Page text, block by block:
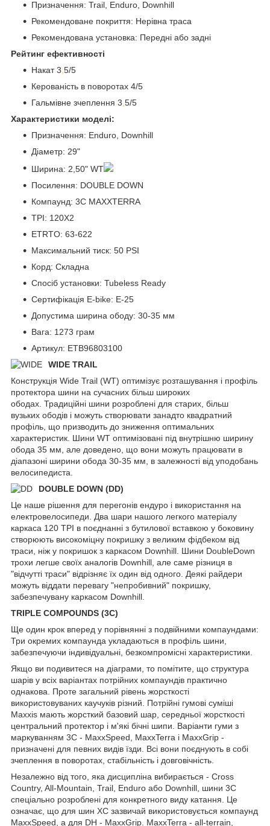
Призначення: Trail, Enduro, Downhill
Рекомендоване покриття: Нерівна траса
Рекомендована установка: Передні або задні
Рейтинг ефективності
Накат 3,5/5
Керованість в поворотах 4/5
Гальмівне зчеплення 3,5/5
Характеристики моделі:
Призначення: Enduro, Downhill
Діаметр: 29"
Ширина: 2,50" WT
Посилення: DOUBLE DOWN
Компаунд: 3C MAXXTERRA
TPI: 120X2
ETRTO: 63-622
Максимальний тиск: 50 PSI
Корд: Складна
Спосіб установки: Tubeless Ready
Сертифікація E-bike: E-25
Допустима ширина ободу: 30-35 мм
Вага: 1273 грам
Артикул: ETB96803100
WIDE TRAIL
Конструкція Wide Trail (WT) оптимізує розташування і профіль
протектора шини на сучасних більш широких
ободах. Традиційні шини розроблені для старих, більш
вузьких ободів і можуть створювати занадто квадратний
профіль, що призводить до зниження оптимальних
характеристик. Шини WT оптимізовані під внутрішню ширину
обода 35 мм, але доведено, що вони можуть працювати в
діапазоні ширини обода 30-35 мм, в залежності від уподобань
велосипедиста.
DOUBLE DOWN (DD)
Це наше рішення для перегонів ендуро і використання на
електровелосипеди. Два шари нашого легкого матеріалу
каркаса 120 TPI в поєднанні з бутилової вставкою у боковину
створюють високоміцну покришку з великим фідбеком від
траси, ніж у покришок з каркасом Downhill. Шини DoubleDown
трохи легше своїх аналогів Downhill, але саме різниця в
"відчутті траси" відрізняє їх один від одного. Деякі райдери
можуть віддати перевагу "непробивний" покришку,
забезпечувану каркасом Downhill.
TRIPLE COMPOUNDS (3C)
Ще один крок вперед у порівнянні з подвійними компаундами:
Три окремих компаунда укладаються в профіль шини,
забезпечуючи індивідуальні, безкомпромісні характеристики.
Якщо ви подивитеся на діаграми, то помітите, що структура
шарів у всіх варіантах потрійних компаундів практично
однакова. Проте загальний рівень жорсткості
використовуваних каучуків різний. Потрійні гумові суміші
Maxxis мають жорсткий базовий шар, середньої жорсткості
центральний протектор і м'які бічні шипи. Варіанти гуми з
маркуванням 3C - MaxxSpeed, MaxxTerra і MaxxGrip -
призначені для певних видів їзди. Всі вони поєднують в собі
зчеплення в поворотах, стабільність і довговічність.
Незалежно від того, яка дисципліна вибирається - Cross
Country, All-Mountain, Trail, Enduro або Downhill, шини 3C
спеціально розроблені для конкретного виду катання. Це
означає, що для шин XC зазвичай використовується компаунд
MaxxSpeed, а для DH - MaxxGrip. MaxxTerra - all-terrain,